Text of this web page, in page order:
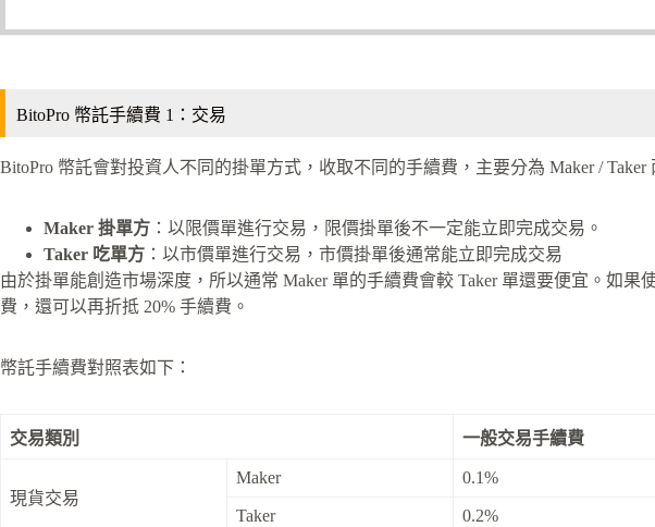
BitoPro 幣託手續費 1：交易
BitoPro 幣託會對投資人不同的掛單方式，收取不同的手續費，主要分為 Maker / Taker
Maker 掛單方 ：以限價單進行交易，限價掛單後不一定能立即完成交易。
Taker 吃單方 ：以市價單進行交易，市價掛單後通常能立即完成交易
由於掛單能創造市場深度，所以通常 Maker 單的手續費會較 Taker 單還要便宜。如果
費，還可以再折抵 20% 手續費。
幣託手續費對照表如下：
交易類別 一般交易手續費
現貨交易
Maker 0.1%
Taker 0.2%